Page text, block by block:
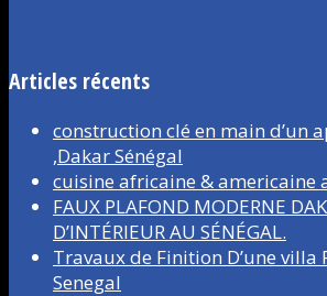
Articles récents
construction clé en main d’un
,Dakar Sénégal
cuisine africaine & americaine
FAUX PLAFOND MODERNE
D’INTÉRIEUR AU SÉNÉGAL.
Travaux de Finition D’une villa
Senegal